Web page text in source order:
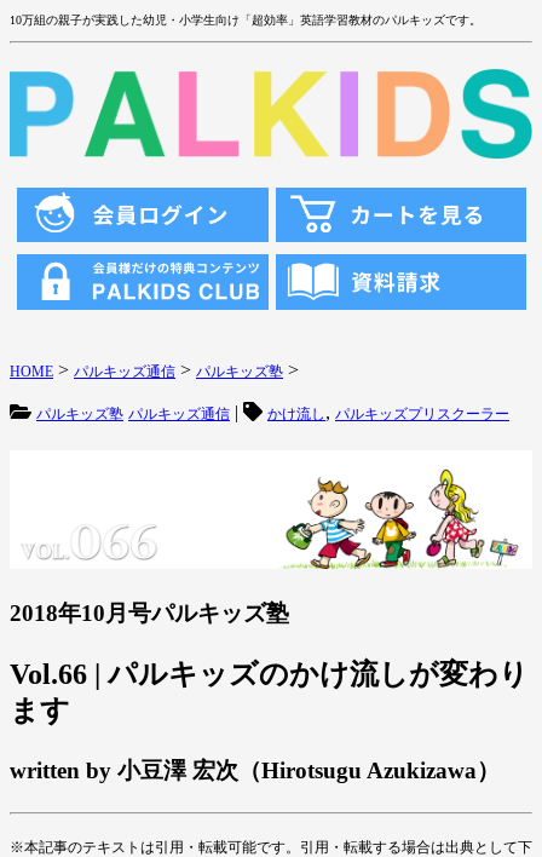
10万組の親子が実践した幼児・小学生向け「超効率」英語学習教材のパルキッズです。
HOME > パルキッズ通信 > パルキッズ塾 >
パルキッズ塾 パルキッズ通信 | かけ流し , パルキッズプリスクーラー
2018年10月号パルキッズ塾
Vol.66 | パルキッズのかけ流しが変わり
ます
written by 小豆澤 宏次（Hirotsugu Azukizawa）
※本記事のテキストは引用・転載可能です。引用・転載する場合は出典として下